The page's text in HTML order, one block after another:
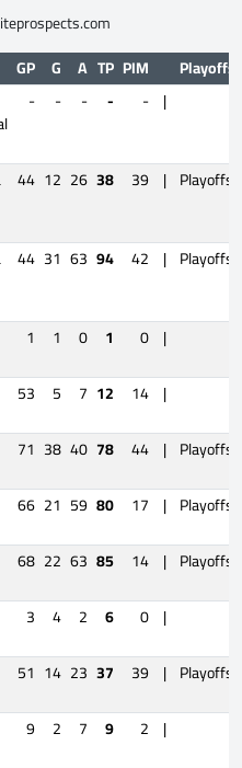
GP G A TP PIM
Playoffs
- - - - - |
44 12 26 38 39 | Playoffs
44 31 63 94 42 | Playoffs
1 1 0 1 0 |
53 5 7 12 14 |
71 38 40 78 44 | Playoffs
66 21 59 80 17 | Playoffs
68 22 63 85 14 | Playoffs
3 4 2 6 0 |
51 14 23 37 39 | Playoffs
9 2 7 9 2 |